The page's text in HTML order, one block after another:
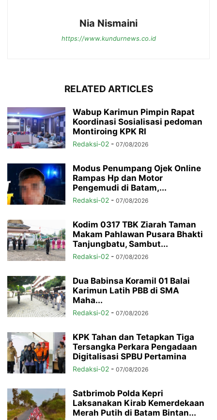
Nia Nismaini
https://www.kundurnews.co.id
RELATED ARTICLES
Wabup Karimun Pimpin Rapat
Koordinasi Sosialisasi pedoman
Montiroing KPK RI
Redaksi-02 - 07/08/2026
Modus Penumpang Ojek Online
Rampas Hp dan Motor
Pengemudi di Batam,...
Redaksi-02 - 07/08/2026
Kodim 0317 TBK Ziarah Taman
Makam Pahlawan Pusara Bhakti
Tanjungbatu, Sambut...
Redaksi-02 - 07/08/2026
Dua Babinsa Koramil 01 Balai
Karimun Latih PBB di SMA
Maha...
Redaksi-02 - 07/08/2026
KPK Tahan dan Tetapkan Tiga
Tersangka Perkara Pengadaan
Digitalisasi SPBU Pertamina
Redaksi-02 - 07/08/2026
Satbrimob Polda Kepri
Laksanakan Kirab Kemerdekaan
Merah Putih di Batam Bintan...